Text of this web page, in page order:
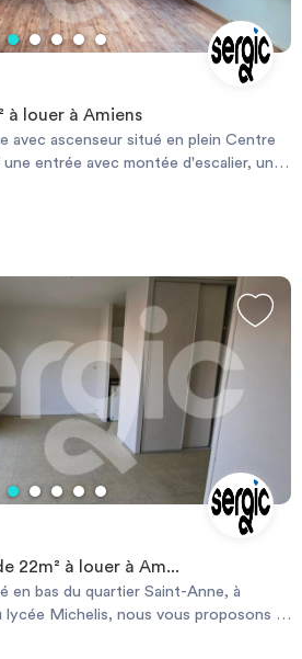
à louer à Amiens
avec ascenseur situé en plein Centre
entrée avec montée d'escalier, un
apparentes avec son coin cuisine, une
placards. Chauffage individuel
sur les risques auxquels ce bien est
22m² à louer à Am...
en bas du quartier Saint-Anne, à
Michelis, nous vous proposons à
offrant un séjour avec kitchenette, une